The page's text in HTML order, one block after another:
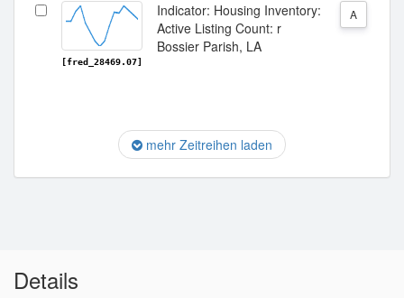
[fred_28469.07]
Indicator: Housing Inventory:
Active Listing Count: r
Bossier Parish, LA
A
mehr Zeitreihen laden
Details